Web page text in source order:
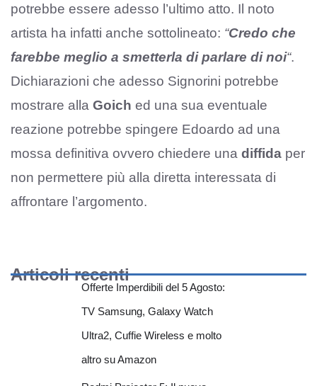
potrebbe essere adesso l’ultimo atto. Il noto
artista ha infatti anche sottolineato: “Credo che
farebbe meglio a smetterla di parlare di noi“.
Dichiarazioni che adesso Signorini potrebbe
mostrare alla Goich ed una sua eventuale
reazione potrebbe spingere Edoardo ad una
mossa definitiva ovvero chiedere una diffida per
non permettere più alla diretta interessata di
affrontare l’argomento.
Articoli recenti
Offerte Imperdibili del 5 Agosto:
TV Samsung, Galaxy Watch
Ultra2, Cuffie Wireless e molto
altro su Amazon